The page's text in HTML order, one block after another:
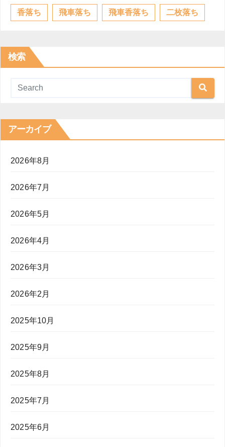
香落ち 飛車落ち 飛車香落ち 二枚落ち
検索
アーカイブ
2026年8月
2026年7月
2026年5月
2026年4月
2026年3月
2026年2月
2025年10月
2025年9月
2025年8月
2025年7月
2025年6月